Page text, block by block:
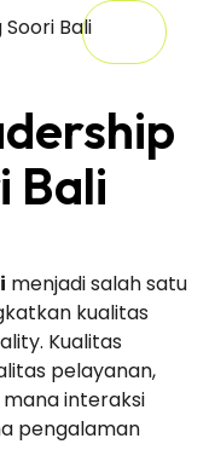
Bali
menjadi salah satu
kualitas
Kualitas
pelayanan,
interaksi
pengalaman